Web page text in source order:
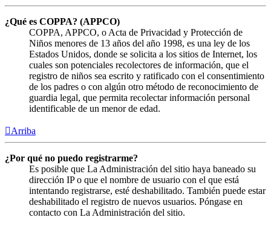
¿Qué es COPPA? (APPCO)
COPPA, APPCO, o Acta de Privacidad y Protección de
Niños menores de 13 años del año 1998, es una ley de los
Estados Unidos, donde se solicita a los sitios de Internet, los
cuales son potenciales recolectores de información, que el
registro de niños sea escrito y ratificado con el consentimiento
de los padres o con algún otro método de reconocimiento de
guardia legal, que permita recolectar información personal
identificable de un menor de edad.
Arriba
¿Por qué no puedo registrarme?
Es posible que La Administración del sitio haya baneado su
dirección IP o que el nombre de usuario con el que está
intentando registrarse, esté deshabilitado. También puede estar
deshabilitado el registro de nuevos usuarios. Póngase en
contacto con La Administración del sitio.